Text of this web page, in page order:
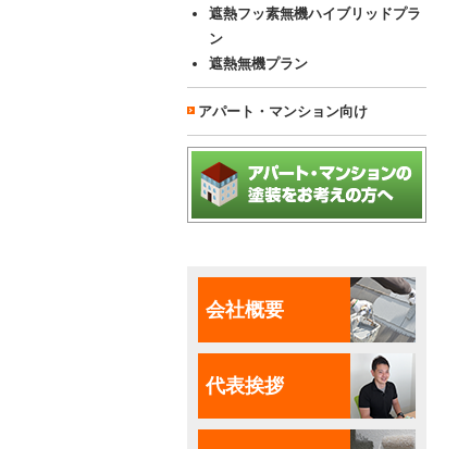
遮熱フッ素無機ハイブリッドプラ
ン
遮熱無機プラン
アパート・マンション向け
会社概要
代表挨拶